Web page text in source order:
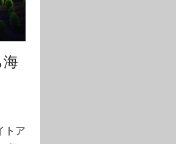
トア